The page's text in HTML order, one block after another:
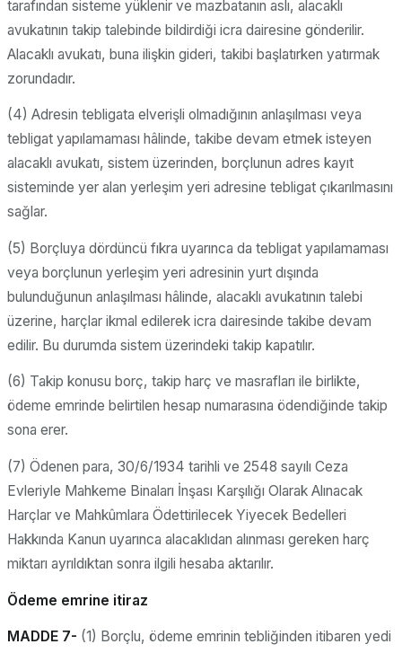
tarafından sisteme yüklenir ve mazbatanın aslı, alacaklı
avukatının takip talebinde bildirdiği icra dairesine gönderilir.
Alacaklı avukatı, buna ilişkin gideri, takibi başlatırken yatırmak
zorundadır.
(4) Adresin tebligata elverişli olmadığının anlaşılması veya
tebligat yapılamaması hâlinde, takibe devam etmek isteyen
alacaklı avukatı, sistem üzerinden, borçlunun adres kayıt
sisteminde yer alan yerleşim yeri adresine tebligat çıkarılmasını
sağlar.
(5) Borçluya dördüncü fıkra uyarınca da tebligat yapılamaması
veya borçlunun yerleşim yeri adresinin yurt dışında
bulunduğunun anlaşılması hâlinde, alacaklı avukatının talebi
üzerine, harçlar ikmal edilerek icra dairesinde takibe devam
edilir. Bu durumda sistem üzerindeki takip kapatılır.
(6) Takip konusu borç, takip harç ve masrafları ile birlikte,
ödeme emrinde belirtilen hesap numarasına ödendiğinde takip
sona erer.
(7) Ödenen para, 30/6/1934 tarihli ve 2548 sayılı Ceza
Evleriyle Mahkeme Binaları İnşası Karşılığı Olarak Alınacak
Harçlar ve Mahkûmlara Ödettirilecek Yiyecek Bedelleri
Hakkında Kanun uyarınca alacaklıdan alınması gereken harç
miktarı ayrıldıktan sonra ilgili hesaba aktarılır.
Ödeme emrine itiraz
MADDE 7- (1) Borçlu, ödeme emrinin tebliğinden itibaren yedi